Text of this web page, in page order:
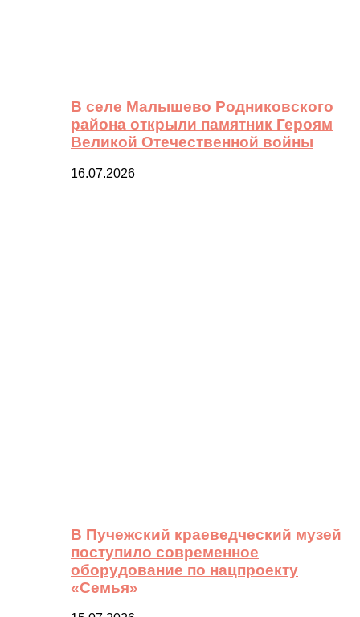
В селе Малышево Родниковского
района открыли памятник Героям
Великой Отечественной войны
16.07.2026
В Пучежский краеведческий музей
поступило современное
оборудование по нацпроекту
«Семья»